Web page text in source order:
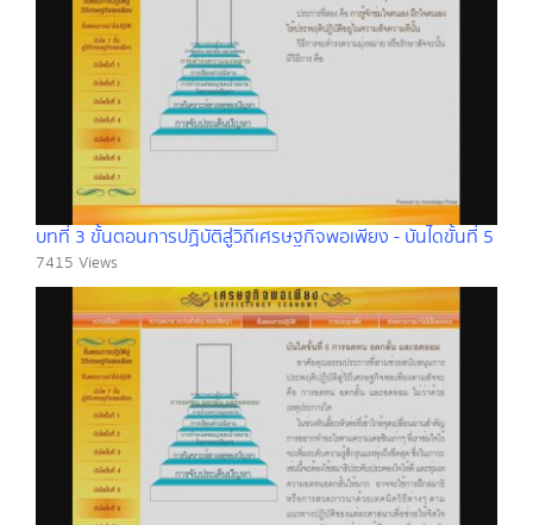
บทที่ 3 ขั้นตอนการปฏิบัติสู่วิถีเศรษฐกิจพอเพียง - บันไดขั้นที่ 5
7415 Views